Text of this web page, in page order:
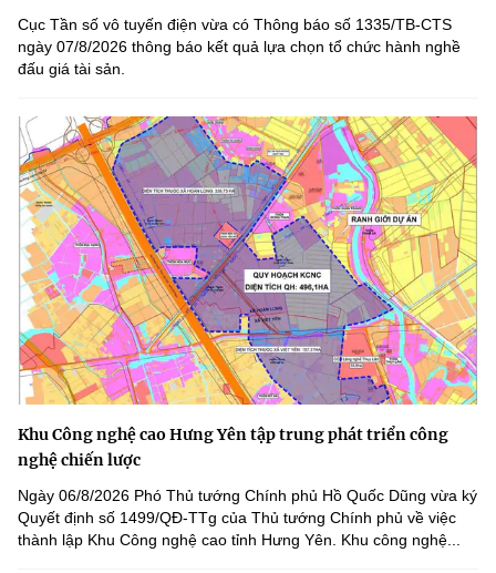
Cục Tần số vô tuyến điện vừa có Thông báo số 1335/TB-CTS
ngày 07/8/2026 thông báo kết quả lựa chọn tổ chức hành nghề
đấu giá tài sản.
Khu Công nghệ cao Hưng Yên tập trung phát triển công
nghệ chiến lược
Ngày 06/8/2026 Phó Thủ tướng Chính phủ Hồ Quốc Dũng vừa ký
Quyết định số 1499/QĐ-TTg của Thủ tướng Chính phủ về việc
thành lập Khu Công nghệ cao tỉnh Hưng Yên. Khu công nghệ...